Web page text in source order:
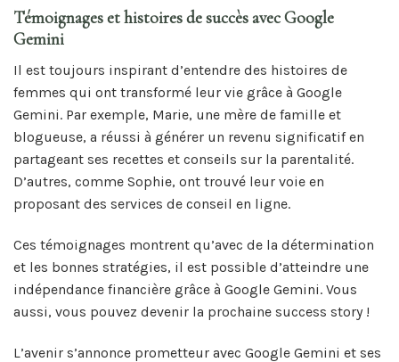
Témoignages et histoires de succès avec Google
Gemini
Il est toujours inspirant d’entendre des histoires de
femmes qui ont transformé leur vie grâce à Google
Gemini. Par exemple, Marie, une mère de famille et
blogueuse, a réussi à générer un revenu significatif en
partageant ses recettes et conseils sur la parentalité.
D’autres, comme Sophie, ont trouvé leur voie en
proposant des services de conseil en ligne.
Ces témoignages montrent qu’avec de la détermination
et les bonnes stratégies, il est possible d’atteindre une
indépendance financière grâce à Google Gemini. Vous
aussi, vous pouvez devenir la prochaine success story !
L’avenir s’annonce prometteur avec Google Gemini et ses